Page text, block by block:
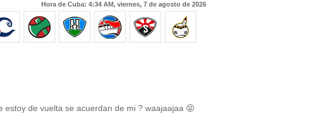
Hora de Cuba: 4:34 AM, viernes, 7 de agosto de 2026
estoy de vuelta se acuerdan de mi ? waajaajaa 😝